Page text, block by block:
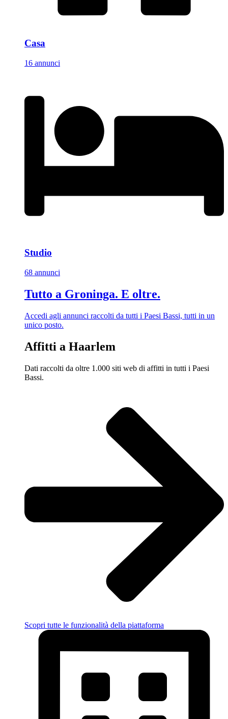
Casa
16 annunci
Studio
68 annunci
Tutto a Groninga. E oltre.
Accedi agli annunci raccolti da tutti i Paesi Bassi, tutti in un
unico posto.
Affitti a Haarlem
Dati raccolti da oltre 1.000 siti web di affitti in tutti i Paesi
Bassi.
Scopri tutte le funzionalità della piattaforma